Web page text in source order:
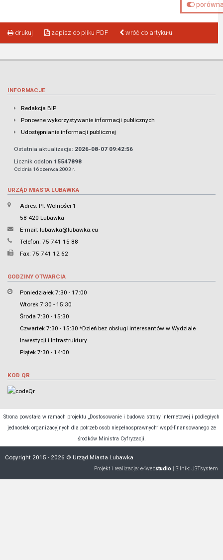
drukuj zapisz do pliku PDF wróć do artykułu
INFORMACJE
Redakcja BIP
Ponowne wykorzystywanie informacji publicznych
Udostępnianie informacji publicznej
Ostatnia aktualizacja: 2026-08-07 09:42:56
Licznik odsłon 15547898
Od dnia 16 czerwca 2003 r.
URZĄD MIASTA LUBAWKA
Adres: Pl. Wolności 1
58-420 Lubawka
E-mail: lubawka@lubawka.eu
Telefon: 75 741 15 88
Fax: 75 741 12 62
GODZINY OTWARCIA
Poniedziałek 7:30 - 17:00
Wtorek 7:30 - 15:30
Środa 7:30 - 15:30
Czwartek 7:30 - 15:30 *Dzień bez obsługi interesantów w Wydziale
Inwestycji i Infrastruktury
Piątek 7:30 - 14:00
KOD QR
Strona powstała w ramach projektu „Dostosowanie i budowa strony internetowej i podległych
jednostek organizacyjnych dla potrzeb osob niepełnosprawnych” współfinansowanego ze
środków Ministra Cyfryzacji.
Copyright 2015 - 2026 © Urząd Miasta Lubawka
Projekt i realizacja: e4webstudio | Silnik: JSTsystem